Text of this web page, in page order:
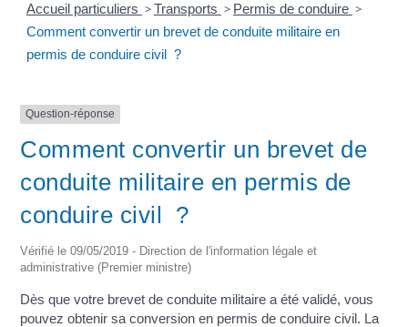
Accueil particuliers >Transports > Permis de conduire >
Comment convertir un brevet de conduite militaire en
permis de conduire civil ?
Question-réponse
Comment convertir un brevet de
conduite militaire en permis de
conduire civil ?
Vérifié le 09/05/2019 - Direction de l'information légale et
administrative (Premier ministre)
Dès que votre brevet de conduite militaire a été validé, vous
pouvez obtenir sa conversion en permis de conduire civil. La